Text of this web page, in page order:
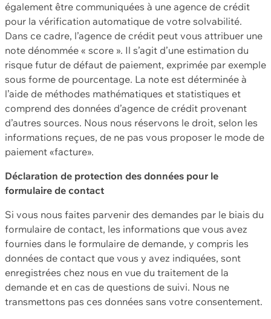
également être communiquées à une agence de crédit
pour la vérification automatique de votre solvabilité.
Dans ce cadre, l’agence de crédit peut vous attribuer une
note dénommée « score ». Il s’agit d’une estimation du
risque futur de défaut de paiement, exprimée par exemple
sous forme de pourcentage. La note est déterminée à
l’aide de méthodes mathématiques et statistiques et
comprend des données d’agence de crédit provenant
d’autres sources. Nous nous réservons le droit, selon les
informations reçues, de ne pas vous proposer le mode de
paiement «facture».
Déclaration de protection des données pour le
formulaire de contact
Si vous nous faites parvenir des demandes par le biais du
formulaire de contact, les informations que vous avez
fournies dans le formulaire de demande, y compris les
données de contact que vous y avez indiquées, sont
enregistrées chez nous en vue du traitement de la
demande et en cas de questions de suivi. Nous ne
transmettons pas ces données sans votre consentement.